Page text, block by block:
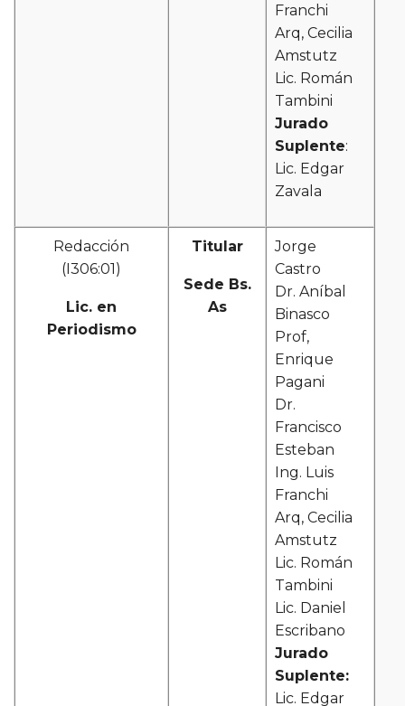
Franchi
Arq, Cecilia
Amstutz
Lic. Román
Tambini
Jurado
Suplente:
Lic. Edgar
Zavala
Redacción
(I306:01)
Lic. en
Periodismo
Titular
Sede Bs.
As
Jorge
Castro
Dr. Aníbal
Binasco
Prof,
Enrique
Pagani
Dr.
Francisco
Esteban
Ing. Luis
Franchi
Arq, Cecilia
Amstutz
Lic. Román
Tambini
Lic. Daniel
Escribano
Jurado
Suplente:
Lic. Edgar